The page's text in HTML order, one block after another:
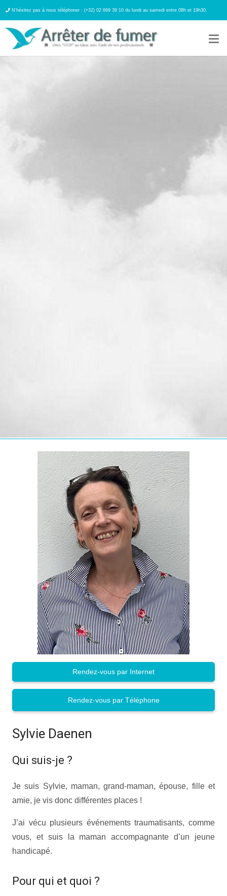
N’hésitez pas à nous téléphoner : (+32) 02 669 39 10 du lundi au samedi entre 08h et 19h30.
Sylvie Daenen
Qui suis-je ?
Je suis Sylvie, maman, grand-maman, épouse, fille et
amie, je vis donc différentes places !
J’ai vécu plusieurs événements traumatisants, comme
vous, et suis la maman accompagnante d’un jeune
handicapé.
Pour qui et quoi ?
Rendez-vous par Internet
Rendez-vous par Téléphone